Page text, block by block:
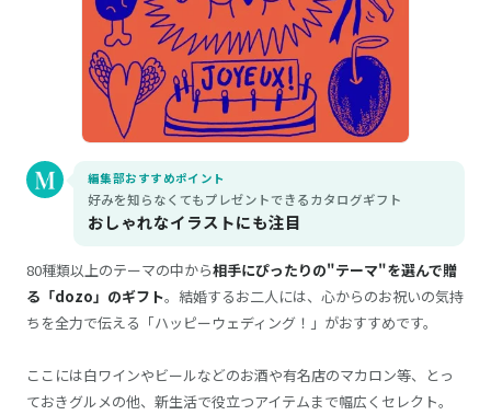
編集部おすすめポイント
好みを知らなくてもプレゼントできるカタログギフト
おしゃれなイラストにも注目
80種類以上のテーマの中から相手にぴったりの"テーマ"を選んで贈
る「dozo」のギフト。結婚するお二人には、心からのお祝いの気持
ちを全力で伝える「ハッピーウェディング！」がおすすめです。
ここには白ワインやビールなどのお酒や有名店のマカロン等、とっ
ておきグルメの他、新生活で役立つアイテムまで幅広くセレクト。